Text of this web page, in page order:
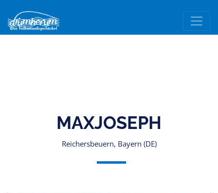
MAXJOSEPH
Reichersbeuern, Bayern (DE)